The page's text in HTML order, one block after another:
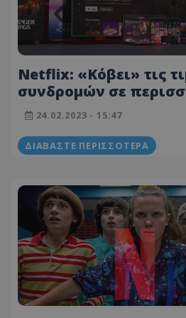
Netflix: «Κόβει» τις
συνδρομών σε
χώρες - Ισχυρός ο
24.02.2023 - 15:47
ΔΙΑΒΆΣΤΕ ΠΕΡΙΣΣΌΤΕΡΑ